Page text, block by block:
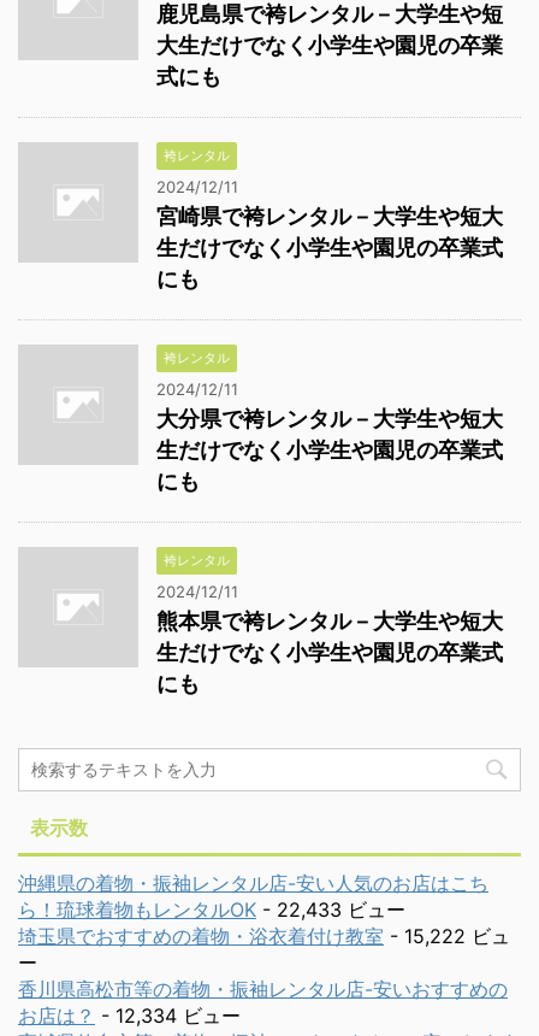
鹿児島県で袴レンタル－大学生や短
大生だけでなく小学生や園児の卒業
式にも
袴レンタル
2024/12/11
宮崎県で袴レンタル－大学生や短大
生だけでなく小学生や園児の卒業式
にも
袴レンタル
2024/12/11
大分県で袴レンタル－大学生や短大
生だけでなく小学生や園児の卒業式
にも
袴レンタル
2024/12/11
熊本県で袴レンタル－大学生や短大
生だけでなく小学生や園児の卒業式
にも
表示数
沖縄県の着物・振袖レンタル店-安い人気のお店はこち
ら！琉球着物もレンタルOK - 22,433 ビュー
埼玉県でおすすめの着物・浴衣着付け教室 - 15,222 ビュ
ー
香川県高松市等の着物・振袖レンタル店-安いおすすめの
お店は？ - 12,334 ビュー